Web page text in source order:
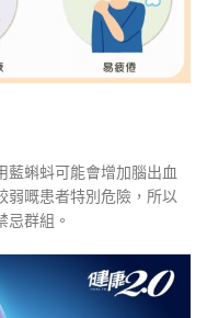
藍蝌蚪可能會增加腦出血
弱嘅患者特別危險，所以
忌群組。